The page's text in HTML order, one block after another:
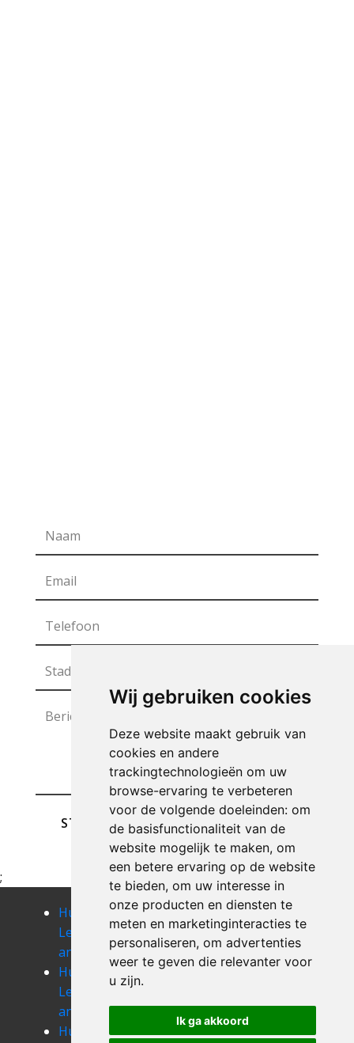
Wij gebruiken cookies
Deze website maakt gebruik van
cookies en andere
trackingtechnologieën om uw
browse-ervaring te verbeteren
voor de volgende doeleinden: om
de basisfunctionaliteit van de
website mogelijk te maken, om
een betere ervaring op de website
te bieden, om uw interesse in
onze producten en diensten te
meten en marketinginteracties te
personaliseren, om advertenties
weer te geven die relevanter voor
u zijn.
Ik ga akkoord
STUREN
;
Huis
Leegmaken
angreau
Huis
Leegmaken
anseroeul
Huis
Leegmaken
antoing
Huis
Leegmaken
anvaing
Huis
arbre
Huis
arc-ainieres
Huis
Huis
Huis